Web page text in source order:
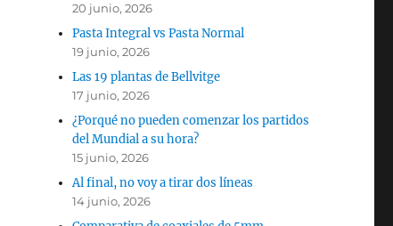
20 junio, 2026
Pasta Integral vs Pasta Normal
19 junio, 2026
Las 19 plantas de Bellvitge
17 junio, 2026
¿Porqué no pueden comenzar los partidos
del Mundial a su hora?
15 junio, 2026
Al final, no voy a tirar dos líneas
14 junio, 2026